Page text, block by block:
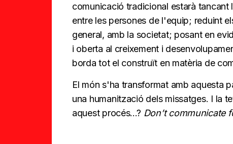
comunicació tradicional estarà
entre les persones de l'equip; reduint
general, amb la societat; posant en
i oberta al creixement i
borda tot el construït en matèria de
El món s'ha transformat amb aquesta
una humanització dels missatges. I la
aquest procés…? Don’t communicate